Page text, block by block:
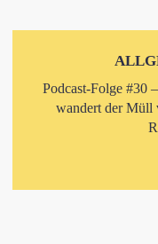
Podcast-Folge #30
wandert der Müll